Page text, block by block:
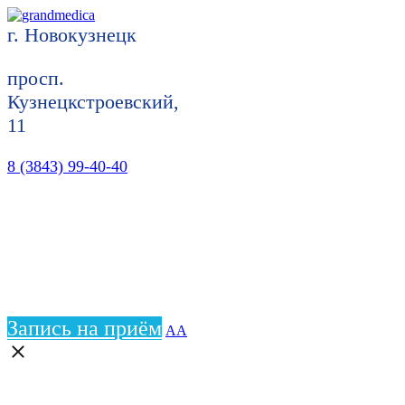
г. Новокузнецк
просп.
Кузнецкстроевский,
11
8 (3843) 99-40-40
Запись на приём АА